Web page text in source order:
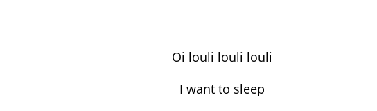
Oi louli louli louli
I want to sleep